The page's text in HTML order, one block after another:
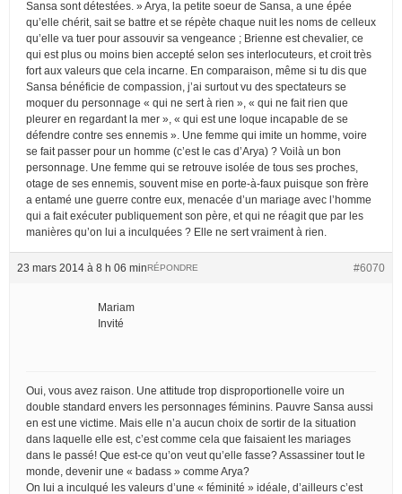
Sansa sont détestées. » Arya, la petite soeur de Sansa, a une épée
qu’elle chérit, sait se battre et se répète chaque nuit les noms de celleux
qu’elle va tuer pour assouvir sa vengeance ; Brienne est chevalier, ce
qui est plus ou moins bien accepté selon ses interlocuteurs, et croit très
fort aux valeurs que cela incarne. En comparaison, même si tu dis que
Sansa bénéficie de compassion, j’ai surtout vu des spectateurs se
moquer du personnage « qui ne sert à rien », « qui ne fait rien que
pleurer en regardant la mer », « qui est une loque incapable de se
défendre contre ses ennemis ». Une femme qui imite un homme, voire
se fait passer pour un homme (c’est le cas d’Arya) ? Voilà un bon
personnage. Une femme qui se retrouve isolée de tous ses proches,
otage de ses ennemis, souvent mise en porte-à-faux puisque son frère
a entamé une guerre contre eux, menacée d’un mariage avec l’homme
qui a fait exécuter publiquement son père, et qui ne réagit que par les
manières qu’on lui a inculquées ? Elle ne sert vraiment à rien.
23 mars 2014 à 8 h 06 min #6070
RÉPONDRE
Mariam
Invité
Oui, vous avez raison. Une attitude trop disproportionelle voire un
double standard envers les personnages féminins. Pauvre Sansa aussi
en est une victime. Mais elle n’a aucun choix de sortir de la situation
dans laquelle elle est, c’est comme cela que faisaient les mariages
dans le passé! Que est-ce qu’on veut qu’elle fasse? Assassiner tout le
monde, devenir une « badass » comme Arya?
On lui a inculqué les valeurs d’une « féminité » idéale, d’ailleurs c’est